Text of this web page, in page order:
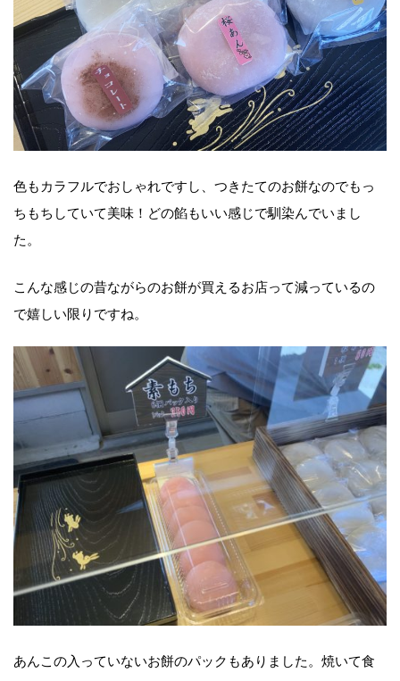
色もカラフルでおしゃれですし、つきたてのお餅なのでもっ
ちもちしていて美味！どの餡もいい感じで馴染んでいまし
た。
こんな感じの昔ながらのお餅が買えるお店って減っているの
で嬉しい限りですね。
あんこの入っていないお餅のパックもありました。焼いて食